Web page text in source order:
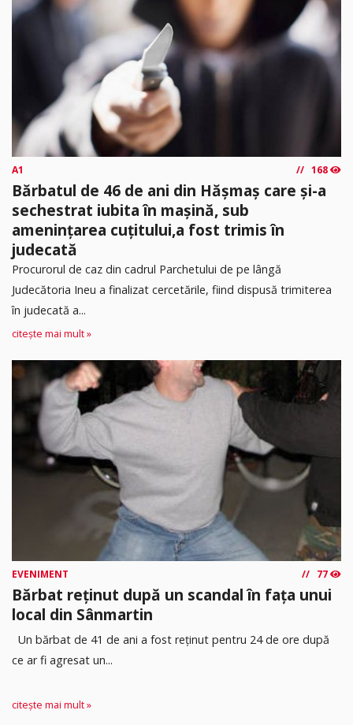
A1 168
Bărbatul de 46 de ani din Hășmaș care și-a
sechestrat iubita în mașină, sub
amenințarea cuțitului,a fost trimis în
judecată
Procurorul de caz din cadrul Parchetului de pe lângă
Judecătoria Ineu a finalizat cercetările, fiind dispusă trimiterea
în judecată a...
citește mai mult »
EVENIMENT 77
Bărbat reținut după un scandal în fața unui
local din Sânmartin
Un bărbat de 41 de ani a fost reținut pentru 24 de ore după
ce ar fi agresat un...
citește mai mult »